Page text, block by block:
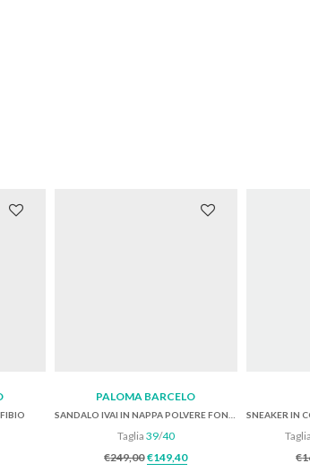
originale era: €269,00.
prezzo attuale è: €161,00.
PALOMA BARCELO
Taglia 39/40
€249,00Il prezzo originale era:
€149,40Il prezzo attuale è:
Taglia
€